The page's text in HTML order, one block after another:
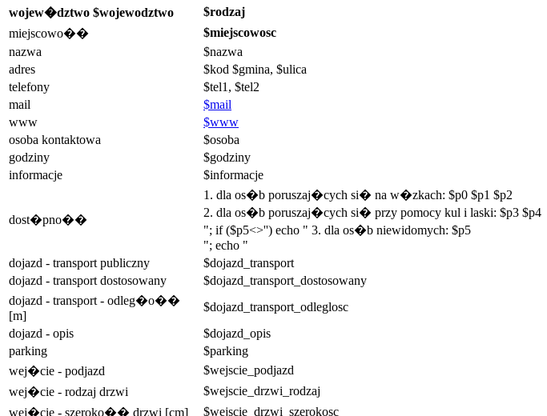
wojew�dztwo $wojewodztwo
$rodzaj
miejscowo��
$miejscowosc
nazwa
$nazwa
adres
$kod $gmina, $ulica
telefony
$tel1, $tel2
mail
$mail
www
$www
osoba kontaktowa
$osoba
godziny
$godziny
informacje
$informacje
dost�pno��
1. dla os�b poruszaj�cych si� na w�zkach: $p0 $p1 $p2
2. dla os�b poruszaj�cych si� przy pomocy kul i laski: $p3 $p4
"; if ($p5<>'') echo " 3. dla os�b niewidomych: $p5
"; echo "
dojazd - transport publiczny
$dojazd_transport
dojazd - transport dostosowany
$dojazd_transport_dostosowany
dojazd - transport - odleg�o��
[m]
$dojazd_transport_odleglosc
dojazd - opis
$dojazd_opis
parking
$parking
wej�cie - podjazd
$wejscie_podjazd
wej�cie - rodzaj drzwi
$wejscie_drzwi_rodzaj
wej�cie - szeroko�� drzwi [cm]
$wejscie_drzwi_szerokosc